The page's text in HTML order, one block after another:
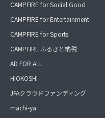
CAMPFIRE for Social Good
CAMPFIRE for Entertainment
CAMPFIRE for Sports
CAMPFIRE ふるさと納税
AD FOR ALL
HIOKOSHI
JFAクラウドファンディング
machi-ya